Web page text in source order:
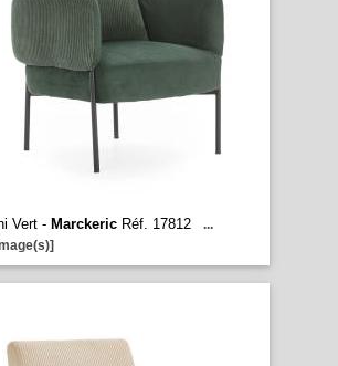
Vert - MarckericRéf. 17812
...